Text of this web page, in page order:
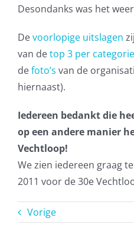
Desondanks was het
Devoorlopige uitslagen
van detop 3 per categorie
defoto’s van de
hiernaast).
Iedereen bedankt die
op een andere manier
Vechtloop!
We zien iedereen graag
2011 voor de 30e
Vorige